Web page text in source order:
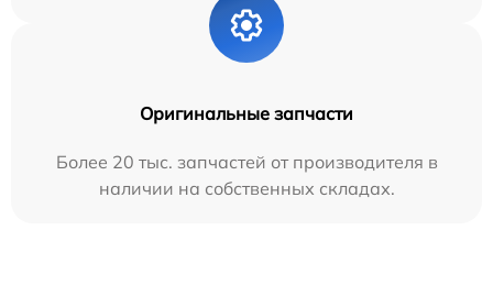
Оригинальные запчасти
Более 20 тыс. запчастей от производителя в
наличии на собственных складах.